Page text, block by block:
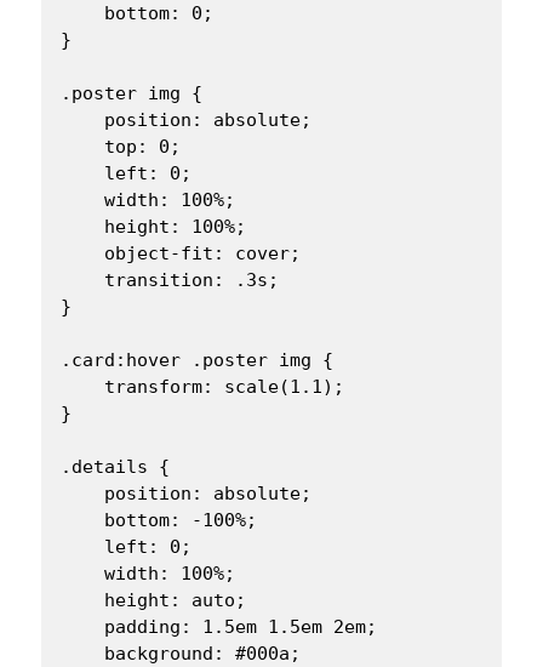
    bottom: 0;
}
.poster img {
    position: absolute;
    top: 0;
    left: 0;
    width: 100%;
    height: 100%;
    object-fit: cover;
    transition: .3s;
}
.card:hover .poster img {
    transform: scale(1.1);
}
.details {
    position: absolute;
    bottom: -100%;
    left: 0;
    width: 100%;
    height: auto;
    padding: 1.5em 1.5em 2em;
    background: #000a;